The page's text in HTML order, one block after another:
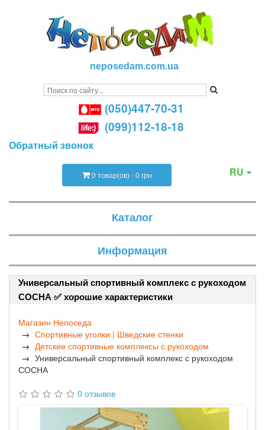
neposedam.com.ua
(050)447-70-31
(099)112-18-18
Обратный звонок
RU
0 товар(ов) - 0 грн
Каталог
Информация
Универсальный спортивный комплекс с рукоходом
СОСНА ✅ хорошие характеристики
Магазин Непоседа
Спортивные уголки | Шведские стенки
Детские спортивные комплексы с рукоходом
Универсальный спортивный комплекс с рукоходом
СОСНА
0 отзывов